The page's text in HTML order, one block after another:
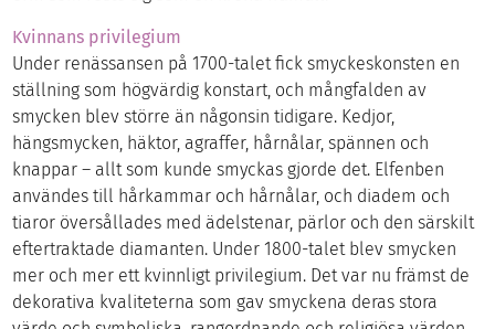
Kvinnans privilegium
Under renässansen på 1700-talet fick smyckeskonsten en
ställning som högvärdig konstart, och mångfalden av
smycken blev större än någonsin tidigare. Kedjor,
hängsmycken, häktor, agraffer, hårnålar, spännen och
knappar – allt som kunde smyckas gjorde det. Elfenben
användes till hårkammar och hårnålar, och diadem och
tiaror översållades med ädelstenar, pärlor och den särskilt
eftertraktade diamanten. Under 1800-talet blev smycken
mer och mer ett kvinnligt privilegium. Det var nu främst de
dekorativa kvaliteterna som gav smyckena deras stora